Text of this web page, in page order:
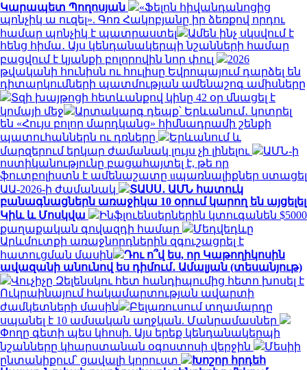
Կարապետ Պողոսյան
«Ֆելոն հիվանդանոցից
պոնչիկ ա ուզել». Գոռ Հակոբյանը իր ձեռքով որդու
համար պոնչիկ է պատրաստել
Ամեն ինչ սկսվում է
հենց հիմա․ Այս կենդանակերպի նշանների համար
բացվում է կյանքի բոլորովին նոր փուլ
2026
թվականի հունիսն ու հուլիսը Եվրոպայում դարձել են
դիտարկումների պատմության ամենաշոգ ամիսները
Տզի խայթոցի հետևանքով կինը 42 օր մնացել է
կոմայի մեջ
Արտակարգ դեպք՝ Երևանում․ կոտրել
են «Հույս բոլոր մարդկանց» հիմնադրամի շենքի
պատուհաններն ու դռները
Երևանում և
մարզերում երկար ժամանակ լույս չի լինելու
ԱՄՆ-ի
ոստիկանությունը բացահայտել է, թե որ
ֆուտբոլիստն է ամենաշատը uպառնալիքներ ստացել
ԱԱ-2026-ի ժամանակ
ՏԱՍՍ․ ԱՄՆ հատուկ
բանագնացներն առաջիկա 10 օրում կարող են այցելել
Կիև և Մոսկվա
Ինֆլուենսերներին կտուգանեն $5000
քաղաքական գովազդի համար
Մեդվեդևը
Արևմուտքի առաջնորդներին զգուշացրել է
հատուցման մասին
Դու ո՞վ ես, որ Կաթողիկոսին
ավազանի անունով ես դիմում․ Ամալյան (տեսանյութ)
Վուչիչը Զելենսկու հետ հանդիպումից հետո խոսել է
Ուկրաինայում հակամարտության ավարտի
ժամկետների մասին
Բելառուսում տղամարդը
սպանել է 10 ամսական աղջկան. Մանրամասներ
Փողը գետի պես կհոսի. Այս երեք կենդանակերպի
նշանները կհարստանան օգոստոսի վերջին
Մեսիի
ընտանիքում՝ ցավալի կորուստ
Խոշոր հրդեհ